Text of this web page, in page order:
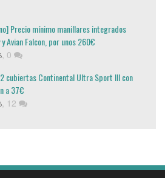
Precio mínimo manillares integrados
Avian Falcon, por unos 260€
0
cubiertas Continental Ultra Sport III con
a 37€
12